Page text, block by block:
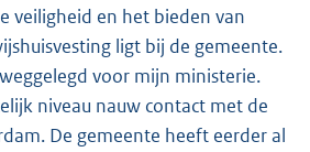
veiligheid en het bieden van
ligt bij de gemeente.
voor mijn ministerie.
niveau nauw contact met de
De gemeente heeft eerder al